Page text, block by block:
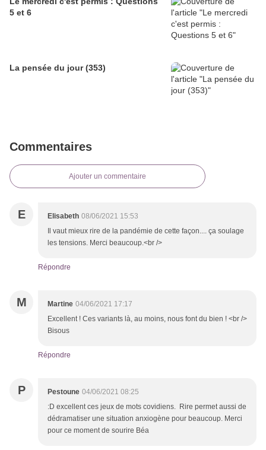
5 et 6
La pensée du jour (353)
Commentaires
Ajouter un commentaire
E Elisabeth 08/06/2021 15:53
Il vaut mieux rire de la pandémie de cette façon.... ça soulage
les tensions. Merci beaucoup.<br />
Répondre
M Martine 04/06/2021 17:17
Excellent ! Ces variants là, au moins, nous font du bien ! <br />
Bisous
Répondre
P Pestoune 04/06/2021 08:25
:D excellent ces jeux de mots covidiens. Rire permet aussi de
dédramatiser une situation anxiogène pour beaucoup. Merci
pour ce moment de sourire Béa